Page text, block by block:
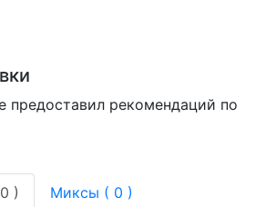
предоставил рекомендаций по
0 ) Миксы ( 0 )